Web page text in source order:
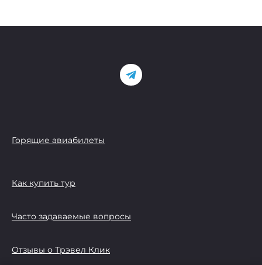
Горящие авиабилеты
Как купить тур
Часто задаваемые вопросы
Отзывы о Трэвел Клик